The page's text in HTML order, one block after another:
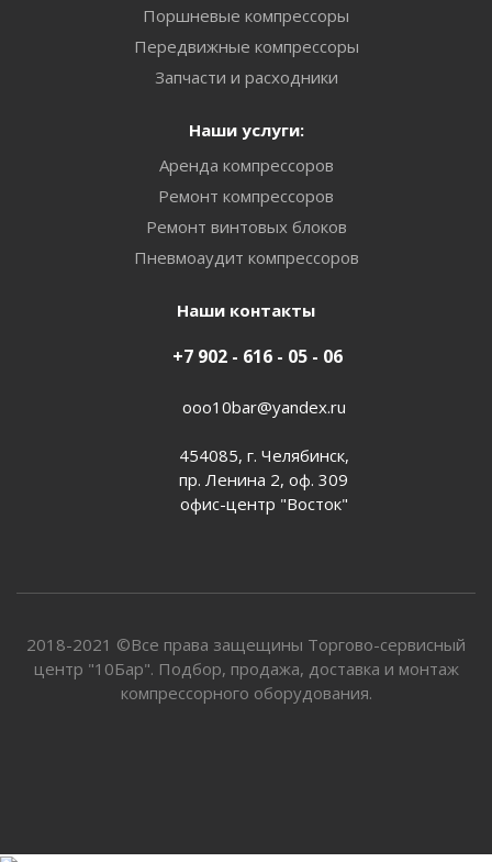
Поршневые компрессоры
Передвижные компрессоры
Запчасти и расходники
Наши услуги:
Аренда компрессоров
Ремонт компрессоров
Ремонт винтовых блоков
Пневмоаудит компрессоров
Наши контакты
+7 902 - 616 - 05 - 06
ooo10bar@yandex.ru
454085, г. Челябинск,
пр. Ленина 2, оф. 309
офис-центр "Восток"
2018-2021 ©Все права защещины Торгово-сервисный
центр "10Бар". Подбор, продажа, доставка и монтаж
компрессорного оборудования.